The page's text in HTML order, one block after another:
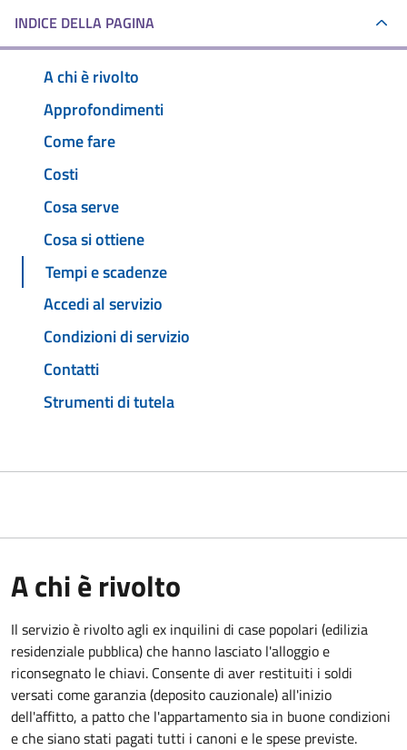
INDICE DELLA PAGINA
A chi è rivolto
Approfondimenti
Come fare
Costi
Cosa serve
Cosa si ottiene
Tempi e scadenze
Accedi al servizio
Condizioni di servizio
Contatti
Strumenti di tutela
A chi è rivolto
Il servizio è rivolto agli ex inquilini di case popolari (edilizia
residenziale pubblica) che hanno lasciato l'alloggio e
riconsegnato le chiavi. Consente di aver restituiti i soldi
versati come garanzia (deposito cauzionale) all'inizio
dell'affitto, a patto che l'appartamento sia in buone condizioni
e che siano stati pagati tutti i canoni e le spese previste.